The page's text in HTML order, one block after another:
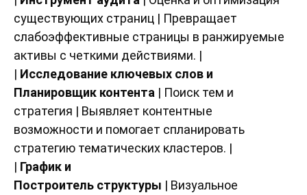
существующих страниц | Превращает
слабоэффективные страницы в ранжируемые
активы с четкими действиями. |
| Исследование ключевых слов и
Планировщик контента | Поиск тем и
стратегия | Выявляет контентные
возможности и помогает спланировать
стратегию тематических кластеров. |
| График и
Построитель структуры | Визуальное